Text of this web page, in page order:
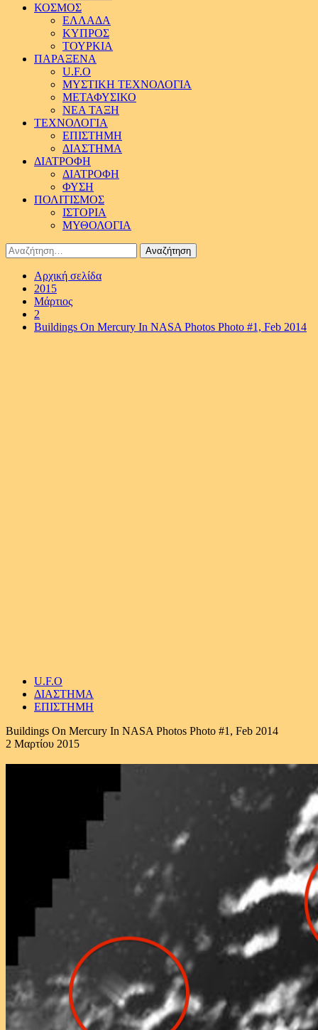
ΚΟΣΜΟΣ
ΕΛΛΑΔΑ
ΚΥΠΡΟΣ
ΤΟΥΡΚΙΑ
ΠΑΡΑΞΕΝΑ
U.F.O
ΜΥΣΤΙΚΗ ΤΕΧΝΟΛΟΓΙΑ
ΜΕΤΑΦΥΣΙΚΟ
ΝΕΑ ΤΑΞΗ
ΤΕΧΝΟΛΟΓΙΑ
ΕΠΙΣΤΗΜΗ
ΔΙΑΣΤΗΜΑ
ΔΙΑΤΡΟΦΗ
ΔΙΑΤΡΟΦΗ
ΦΥΣΗ
ΠΟΛΙΤΙΣΜΟΣ
ΙΣΤΟΡΙΑ
ΜΥΘΟΛΟΓΙΑ
Αναζήτηση
για:
Αρχική σελίδα
2015
Μάρτιος
2
Buildings On Mercury In NASA Photos Photo #1, Feb 2014
U.F.O
ΔΙΑΣΤΗΜΑ
ΕΠΙΣΤΗΜΗ
Buildings On Mercury In NASA Photos Photo #1, Feb 2014
2 Μαρτίου 2015